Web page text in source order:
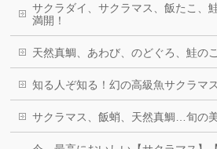
サクラダイ、サクラマス、飯たこ、
満開！
天然真鯛、あわび、のどぐろ、鮭の
知る人ぞ知る！幻の高級魚サクラマス
サクラマス、飯蛸、天然真鯛…旬の